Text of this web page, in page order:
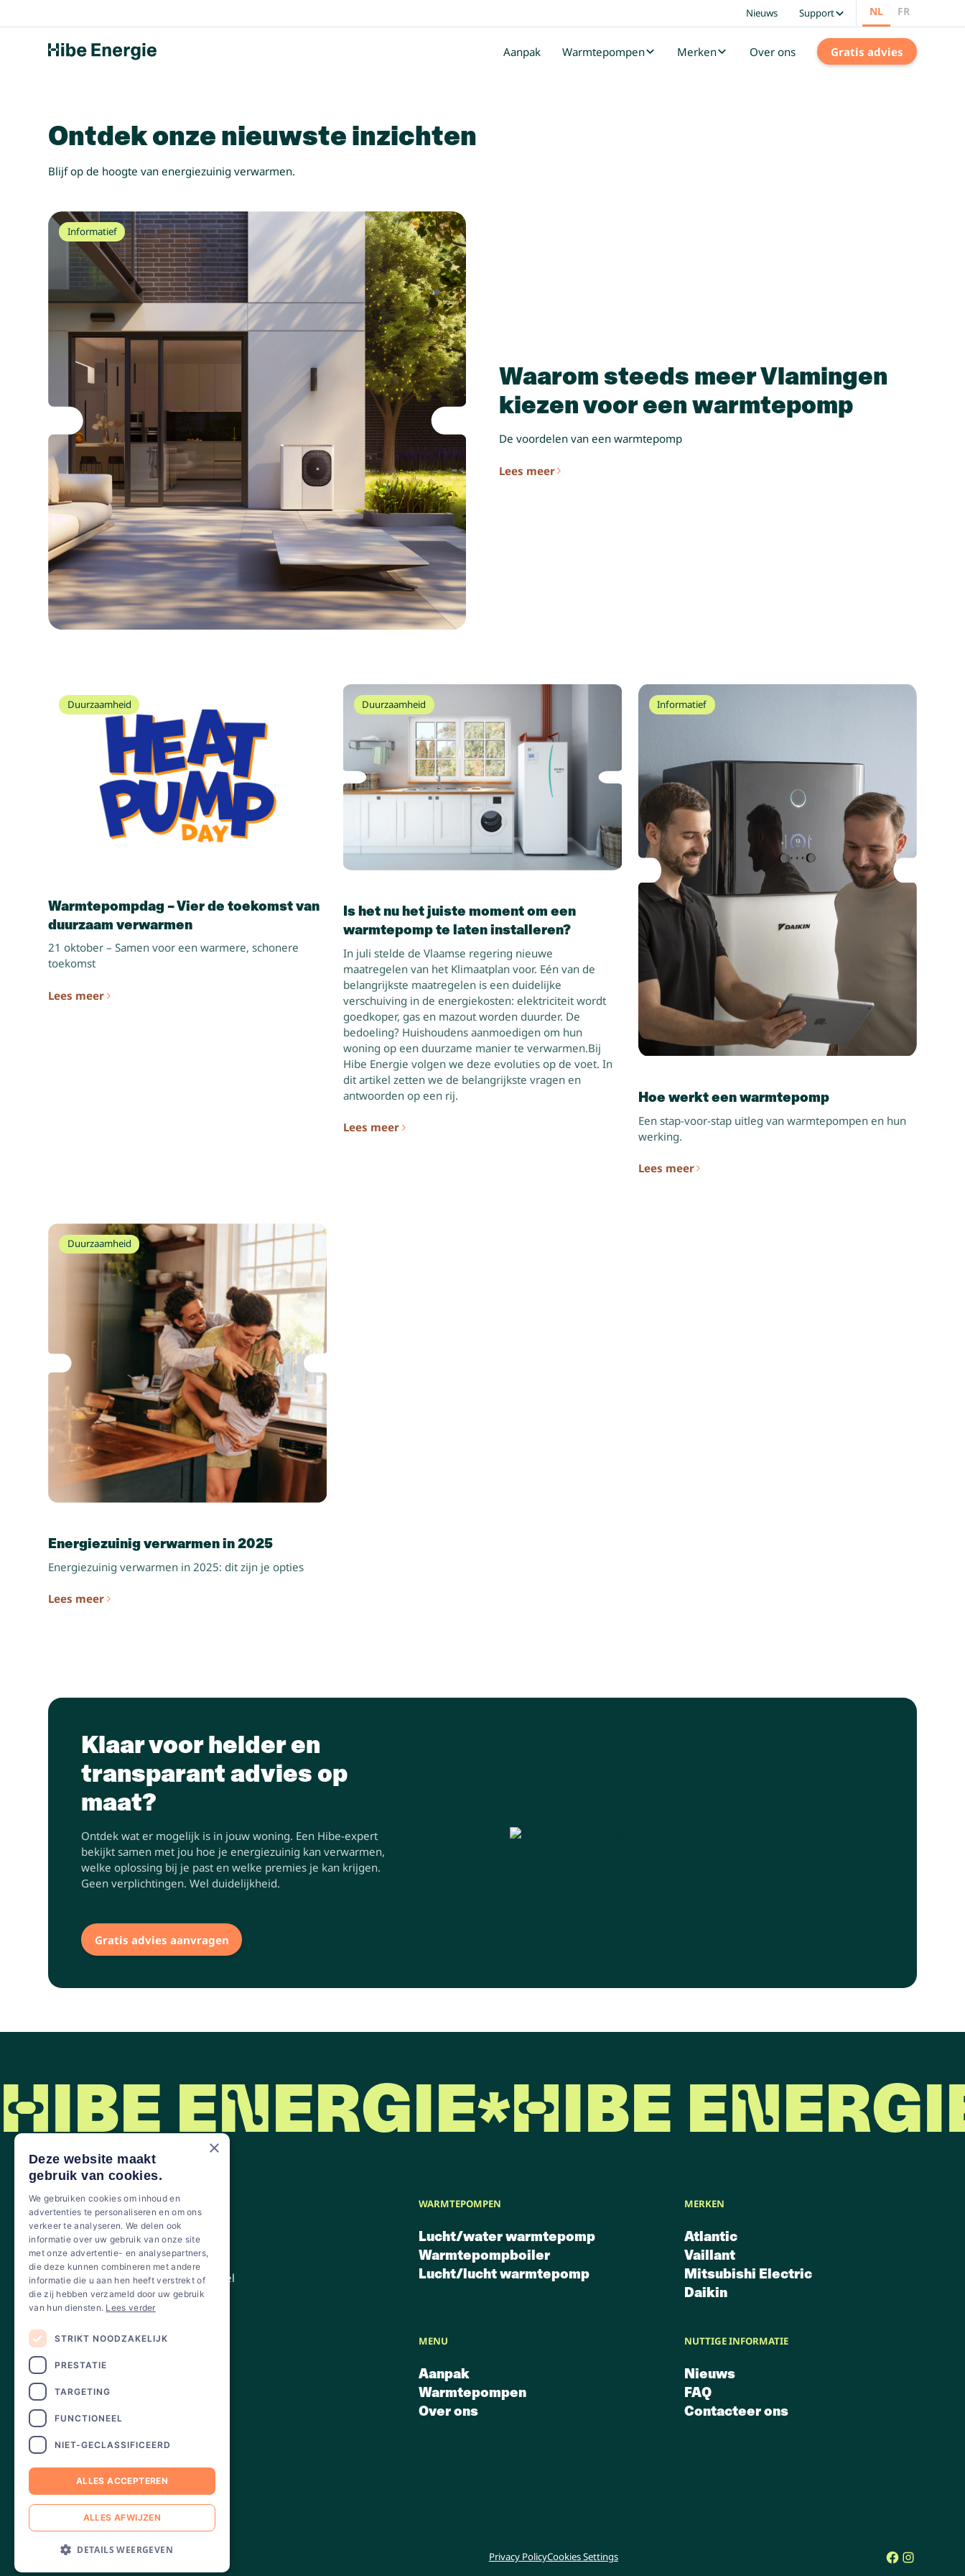
Nieuws Support NL FR
Aanpak Warmtepompen Merken Over ons Gratis advies
Ontdek onze nieuwste inzichten
Blijf op de hoogte van energiezuinig verwarmen.
Informatief
Waarom steeds meer Vlamingen
kiezen voor een warmtepomp
De voordelen van een warmtepomp
Lees meer
Duurzaamheid
Warmtepompdag – Vier de toekomst van
duurzaam verwarmen
21 oktober – Samen voor een warmere, schonere
toekomst
Lees meer
Duurzaamheid
Is het nu het juiste moment om een
warmtepomp te laten installeren?
In juli stelde de Vlaamse regering nieuwe
maatregelen van het Klimaatplan voor. Eén van de
belangrijkste maatregelen is een duidelijke
verschuiving in de energiekosten: elektriciteit wordt
goedkoper, gas en mazout worden duurder. De
bedoeling? Huishoudens aanmoedigen om hun
woning op een duurzame manier te verwarmen.Bij
Hibe Energie volgen we deze evoluties op de voet. In
dit artikel zetten we de belangrijkste vragen en
antwoorden op een rij.
Lees meer
Informatief
Hoe werkt een warmtepomp
Een stap-voor-stap uitleg van warmtepompen en hun
werking.
Lees meer
Duurzaamheid
Energiezuinig verwarmen in 2025
Energiezuinig verwarmen in 2025: dit zijn je opties
Lees meer
Klaar voor helder en
transparant advies op
maat?
Ontdek wat er mogelijk is in jouw woning. Een Hibe-expert
bekijkt samen met jou hoe je energiezuinig kan verwarmen,
welke oplossing bij je past en welke premies je kan krijgen.
Geen verplichtingen. Wel duidelijkheid.
Gratis advies aanvragen
HIBE ENERGIE HIBE
Jouw partner in warmtepompen
Koning Albert II Laan 7, 1210 Brussel
info@hibe-energie.be
BTW BE 0471.811.661
WARMTEPOMPEN
Lucht/water warmtepomp
Warmtepompboiler
Lucht/lucht warmtepomp
MERKEN
Atlantic
Vaillant
Mitsubishi Electric
Daikin
MENU
Aanpak
Warmtepompen
Over ons
NUTTIGE INFORMATIE
Nieuws
FAQ
Contacteer ons
Partner van
© 2025 Hibe energie. All rights reserved. Privacy PolicyCookies Settings
×
Deze website maakt
gebruik van cookies.
We gebruiken cookies om inhoud en
advertenties te personaliseren en om ons
verkeer te analyseren. We delen ook
informatie over uw gebruik van onze site
met onze advertentie- en analysepartners,
die deze kunnen combineren met andere
informatie die u aan hen heeft verstrekt of
die zij hebben verzameld door uw gebruik
van hun diensten. Lees verder
STRIKT NOODZAKELIJK
PRESTATIE
TARGETING
FUNCTIONEEL
NIET-GECLASSIFICEERD
ALLES ACCEPTEREN
ALLES AFWIJZEN
DETAILS WEERGEVEN